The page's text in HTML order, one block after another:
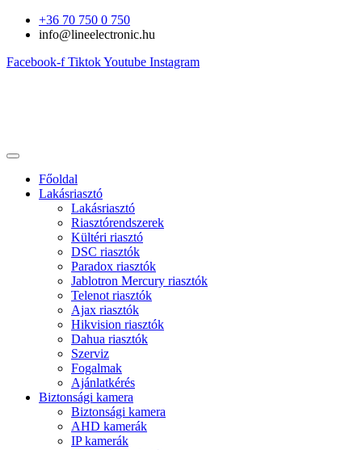
Ugrás
+36 70 750 0 750
info@lineelectronic.hu
Facebook-f TiktokYoutube Instagram
Főoldal
Lakásriasztó
Lakásriasztó
Riasztórendszerek
Kültéri riasztó
DSC riasztók
Paradox riasztók
Jablotron Mercury riasztók
Telenot riasztók
Ajax riasztók
Hikvision riasztók
Dahua riasztók
Szerviz
Fogalmak
Ajánlatkérés
Biztonsági kamera
Biztonsági kamera
AHD kamerák
IP kamerák